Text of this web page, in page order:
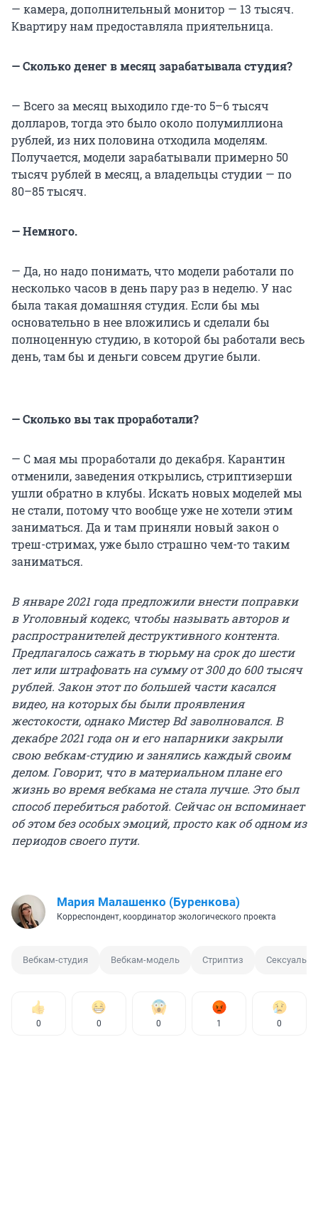
— камера, дополнительный монитор — 13 тысяч.
Квартиру нам предоставляла приятельница.
— Сколько денег в месяц зарабатывала студия?
— Всего за месяц выходило где-то 5–6 тысяч
долларов, тогда это было около полумиллиона
рублей, из них половина отходила моделям.
Получается, модели зарабатывали примерно 50
тысяч рублей в месяц, а владельцы студии — по
80–85 тысяч.
— Немного.
— Да, но надо понимать, что модели работали по
несколько часов в день пару раз в неделю. У нас
была такая домашняя студия. Если бы мы
основательно в нее вложились и сделали бы
полноценную студию, в которой бы работали весь
день, там бы и деньги совсем другие были.
— Сколько вы так проработали?
— С мая мы проработали до декабря. Карантин
отменили, заведения открылись, стриптизерши
ушли обратно в клубы. Искать новых моделей мы
не стали, потому что вообще уже не хотели этим
заниматься. Да и там приняли новый закон о
треш-стримах, уже было страшно чем-то таким
заниматься.
В январе 2021 года предложили внести поправки
в Уголовный кодекс, чтобы называть авторов и
распространителей деструктивного контента.
Предлагалось сажать в тюрьму на срок до шести
лет или штрафовать на сумму от 300 до 600 тысяч
рублей. Закон этот по большей части касался
видео, на которых бы были проявления
жестокости, однако Мистер Bd заволновался. В
декабре 2021 года он и его напарники закрыли
свою вебкам-студию и занялись каждый своим
делом. Говорит, что в материальном плане его
жизнь во время вебкама не стала лучше. Это был
способ перебиться работой. Сейчас он вспоминает
об этом без особых эмоций, просто как об одном из
периодов своего пути.
Мария Малашенко (Буренкова)
Корреспондент, координатор экологического проекта
Вебкам-студия Вебкам-модель Стриптиз
0 0 0 1 0